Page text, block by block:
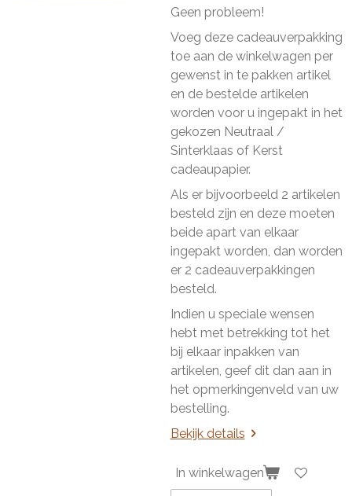
Geen probleem!
Voeg deze cadeauverpakking
toe aan de winkelwagen per
gewenst in te pakken artikel
en de bestelde artikelen
worden voor u ingepakt in het
gekozen Neutraal /
Sinterklaas of Kerst
cadeaupapier.
Als er bijvoorbeeld 2 artikelen
besteld zijn en deze moeten
beide apart van elkaar
ingepakt worden, dan worden
er 2 cadeauverpakkingen
besteld.
Indien u speciale wensen
hebt met betrekking tot het
bij elkaar inpakken van
artikelen, geef dit dan aan in
het opmerkingenveld van uw
bestelling.
Bekijk details
In winkelwagen